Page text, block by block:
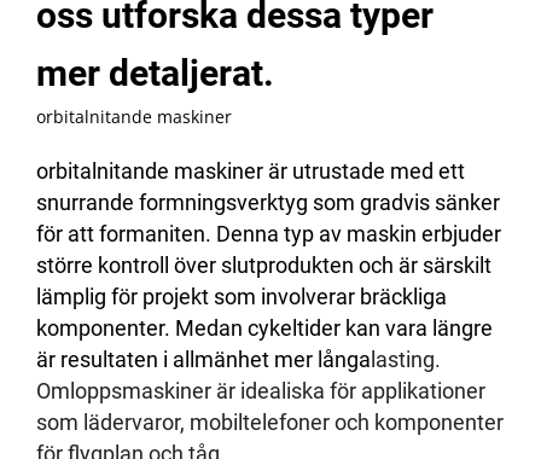
oss utforska dessa typer
mer detaljerat.
orbitalnitande maskiner
orbitalnitande maskiner är utrustade med ett
snurrande formningsverktyg som gradvis sänker
för att formaniten. Denna typ av maskin erbjuder
större kontroll över slutprodukten och är särskilt
lämplig för projekt som involverar bräckliga
komponenter. Medan cykeltider kan vara längre
är resultaten i allmänhet mer långa lasting.
Omloppsmaskiner är idealiska för applikationer
som lädervaror, mobiltelefoner och komponenter
för flygplan och tåg.